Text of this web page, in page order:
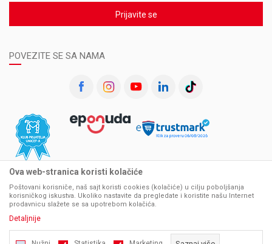
Prijavite se
POVEZITE SE SA NAMA
Ova web-stranica koristi kolačiće
Poštovani korisniče, naš sajt koristi cookies (kolačiće) u cilju poboljšanja
korisničkog iskustva. Ukoliko nastavite da pregledate i koristite našu Internet
prodavnicu slažete se sa upotrebom kolačića.
Detaljnije